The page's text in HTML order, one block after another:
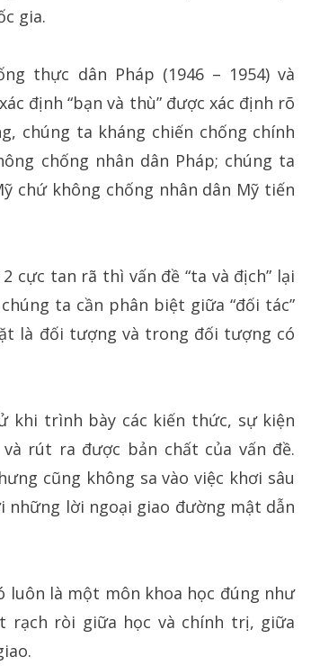
gia.
thực dân Pháp (1946 – 1954) và
định “bạn và thù” được xác định rõ
chúng ta kháng chiến chống chính
chống nhân dân Pháp; chúng ta
chứ không chống nhân dân Mỹ tiến
cực tan rã thì vấn đề “ta và địch” lại
ta cần phân biệt giữa “đối tác”
là đối tượng và trong đối tượng có
khi trình bày các kiến thức, sự kiện
rút ra được bản chất của vấn đề.
cũng không sa vào việc khơi sâu
những lời ngoại giao đường mật dẫn
luôn là một môn khoa học đúng như
rạch ròi giữa học và chính trị, giữa